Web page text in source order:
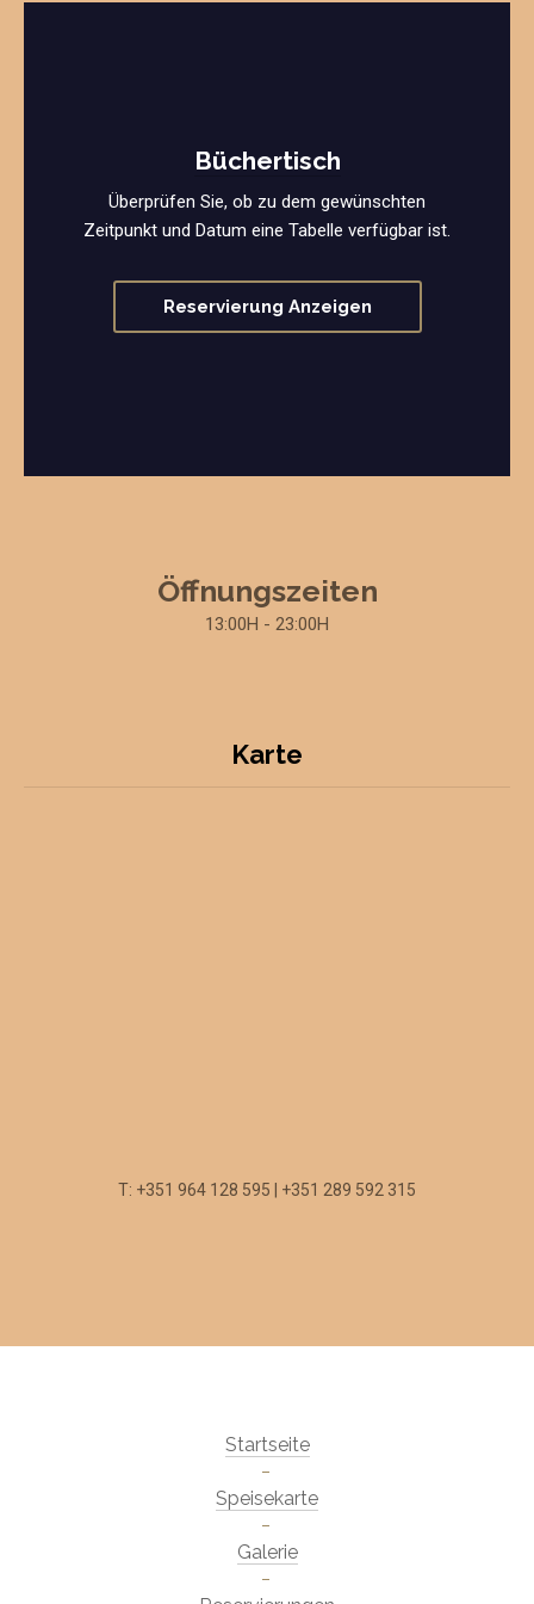
Büchertisch
Überprüfen Sie, ob zu dem gewünschten
Zeitpunkt und Datum eine Tabelle verfügbar ist.
Reservierung Anzeigen
Öffnungszeiten
13:00H - 23:00H
Karte
T: +351 964 128 595 | +351 289 592 315
Startseite
Speisekarte
Galerie